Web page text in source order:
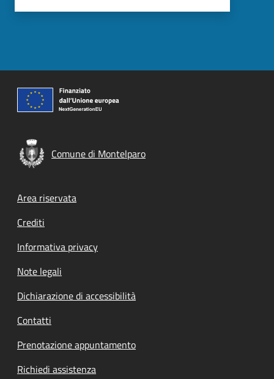
Comune di Montelparo
Footer menu
Area riservata
Crediti
Informativa privacy
Note legali
Dichiarazione di accessibilità
Contatti
Prenotazione appuntamento
Richiedi assistenza